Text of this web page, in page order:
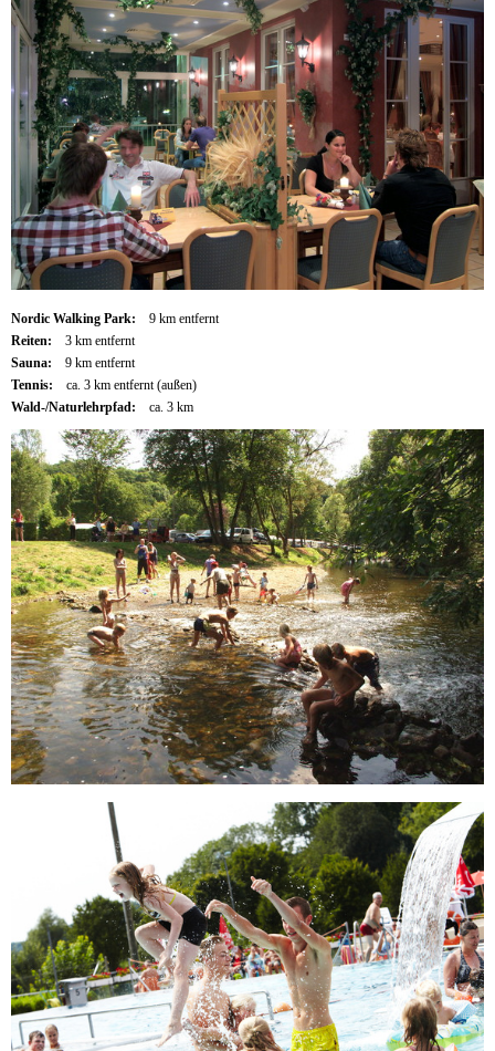
Nordic Walking Park:
9 km entfernt
Reiten:
3 km entfernt
Sauna:
9 km entfernt
Tennis:
ca. 3 km entfernt (außen)
Wald-/Naturlehrpfad:
ca. 3 km